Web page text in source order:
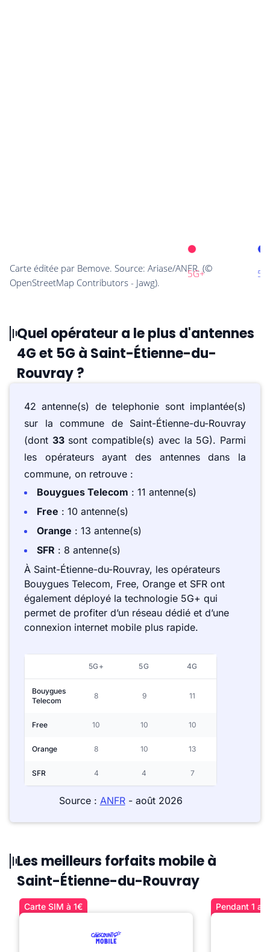
Quel opérateur a le plus d'antennes
4G et 5G à Saint-Étienne-du-
Rouvray ?
42 antenne(s) de telephonie sont implantée(s)
sur la commune de Saint-Étienne-du-Rouvray
(dont 33sont compatible(s) avec la 5G). Parmi
les opérateurs ayant des antennes dans la
commune, on retrouve :
Bouygues Telecom : 11 antenne(s)
Free : 10 antenne(s)
Orange : 13 antenne(s)
SFR : 8 antenne(s)
À Saint-Étienne-du-Rouvray, les opérateurs
Bouygues Telecom, Free, Orange et SFR ont
également déployé la technologie 5G+ qui
permet de profiter d’un réseau dédié et d’une
connexion internet mobile plus rapide.
5G+ 5G 4G
Bouygues
Telecom
8 9 11
Free 10 10 10
Orange 8 10 13
SFR 4 4 7
Source : ANFR- août 2026
Les meilleurs forfaits mobile à
Saint-Étienne-du-Rouvray
Carte SIM à 1€ Pendant 1